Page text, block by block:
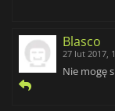
Blasco
27 lut 2017,
Nie mogę